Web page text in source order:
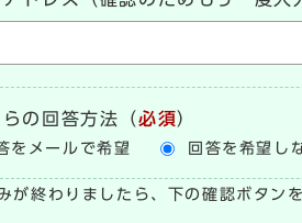
の回答方法 （必須）
をメールで希望 回答を希望し
が終わりましたら、下の確認ボタン